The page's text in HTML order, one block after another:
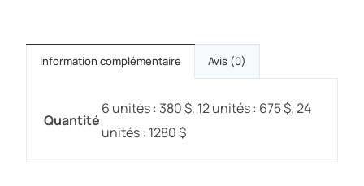
Information complémentaire Avis (0)
Quantité
6 unités : 380 $, 12 unités : 675 $, 24
unités : 1280 $